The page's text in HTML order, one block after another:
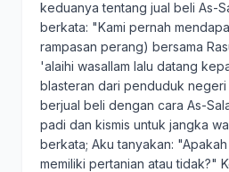
keduanya tentang jual beli As-
berkata: "Kami pernah
rampasan perang) bersama
'alaihi wasallam lalu datang
blasteran dari penduduk negeri
berjual beli dengan cara As-
padi dan kismis untuk jangka
berkata; Aku tanyakan:
memiliki pertanian atau tidak?"